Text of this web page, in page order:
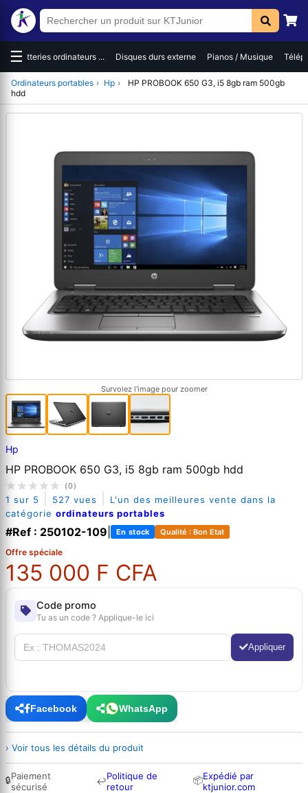
☰Batteries ordinateurs ... Disques durs externe Pianos / Musique
Ordinateurs portables › Hp ›
HP PROBOOK 650 G3, i5 8gb ram 500gb
hdd
Survolez l'image pour zoomer
Hp
HP PROBOOK 650 G3, i5 8gb ram 500gb hdd
(0)
1 sur 5 527 vues
L'un des meilleures vente dans la
catégorie ordinateurs portables
#Ref : 250102-109 En stock Qualité : Bon Etat
Offre spéciale
135 000 F CFA
Code promo
Tu as un code ? Applique-le ici
Appliquer
Facebook WhatsApp
› Voir tous les détails du produit
🔒Paiement
sécurisé
↩Politique de
retour
📦Expédié par
ktjunior.com